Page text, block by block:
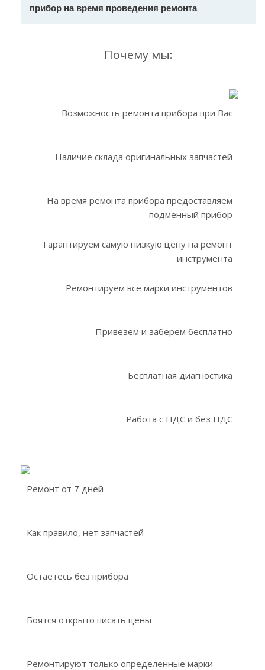
прибор на время проведения ремонта
Почему мы:
Возможность ремонта прибора при Вас
Наличие склада оригинальных запчастей
На время ремонта прибора предоставляем
подменный прибор
Гарантируем самую низкую цену на ремонт
инструмента
Ремонтируем все марки инструментов
Привезем и заберем бесплатно
Бесплатная диагностика
Работа с НДС и без НДС
Ремонт от 7 дней
Как правило, нет запчастей
Остаетесь без прибора
Боятся открыто писать цены
Ремонтируют только определенные марки